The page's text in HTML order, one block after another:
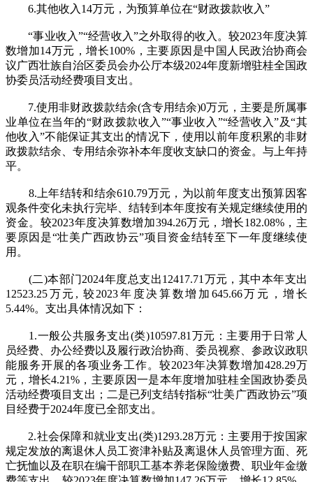
6.其他收入14万元，为预算单位在“财政拨款收入”
“事业收入”“经营收入”之外取得的收入。较2023年度决算
数增加14万元，增长100%，主要原因是中国人民政治协商会
议广西壮族自治区委员会办公厅本级2024年度新增驻桂全国政
协委员活动经费项目支出。
7.使用非财政拨款结余(含专用结余)0万元，主要是所属事
业单位在当年的“财政拨款收入”“事业收入”“经营收入”及“其
他收入”不能保证其支出的情况下，使用以前年度积累的非财
政拨款结余、专用结余弥补本年度收支缺口的资金。与上年持
平。
8.上年结转和结余610.79万元，为以前年度支出预算因客
观条件变化未执行完毕、结转到本年度按有关规定继续使用的
资金。较2023年度决算数增加394.26万元，增长182.08%，主
要原因是“壮美广西政协云”项目资金结转至下一年度继续使
用。
(二)本部门2024年度总支出12417.71万元，其中本年支出
12523.25万元, 较2023年度决算数增加645.66万元，增长
5.44%。支出具体情况如下：
1.一般公共服务支出(类)10597.81万元：主要用于日常人
员经费、办公经费以及履行政治协商、委员视察、参政议政职
能服务开展的各项业务工作。较2023年决算数增加428.29万
元，增长4.21%，主要原因一是本年度增加驻桂全国政协委员
活动经费项目支出；二是已列支结转指标“壮美广西政协云”项
目经费于2024年度已全部支出。
2.社会保障和就业支出(类)1293.28万元：主要用于按国家
规定发放的离退休人员工资津补贴及离退休人员管理方面、死
亡抚恤以及在职在编干部职工基本养老保险缴费、职业年金缴